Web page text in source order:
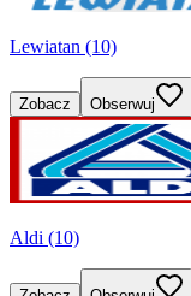
Lewiatan (10)
Zobacz Obserwuj
Aldi (10)